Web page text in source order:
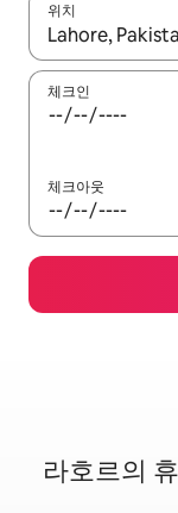
위치
결과가 나오면 위
체크인
체크아웃
라호르의